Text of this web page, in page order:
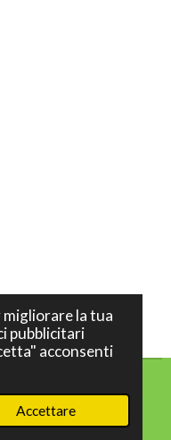
la tua
pubblicitari
acconsenti
Accettare